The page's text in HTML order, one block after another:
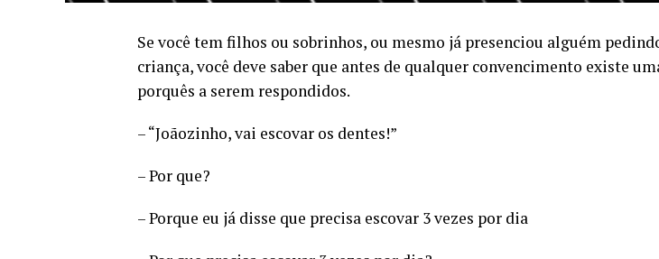
Se você tem filhos ou sobrinhos, ou mesmo já presenciou alguém
criança, você deve saber que antes de qualquer convencimento existe
porquês a serem respondidos.
– “Joãozinho, vai escovar os dentes!”
– Por que?
– Porque eu já disse que precisa escovar 3 vezes por dia